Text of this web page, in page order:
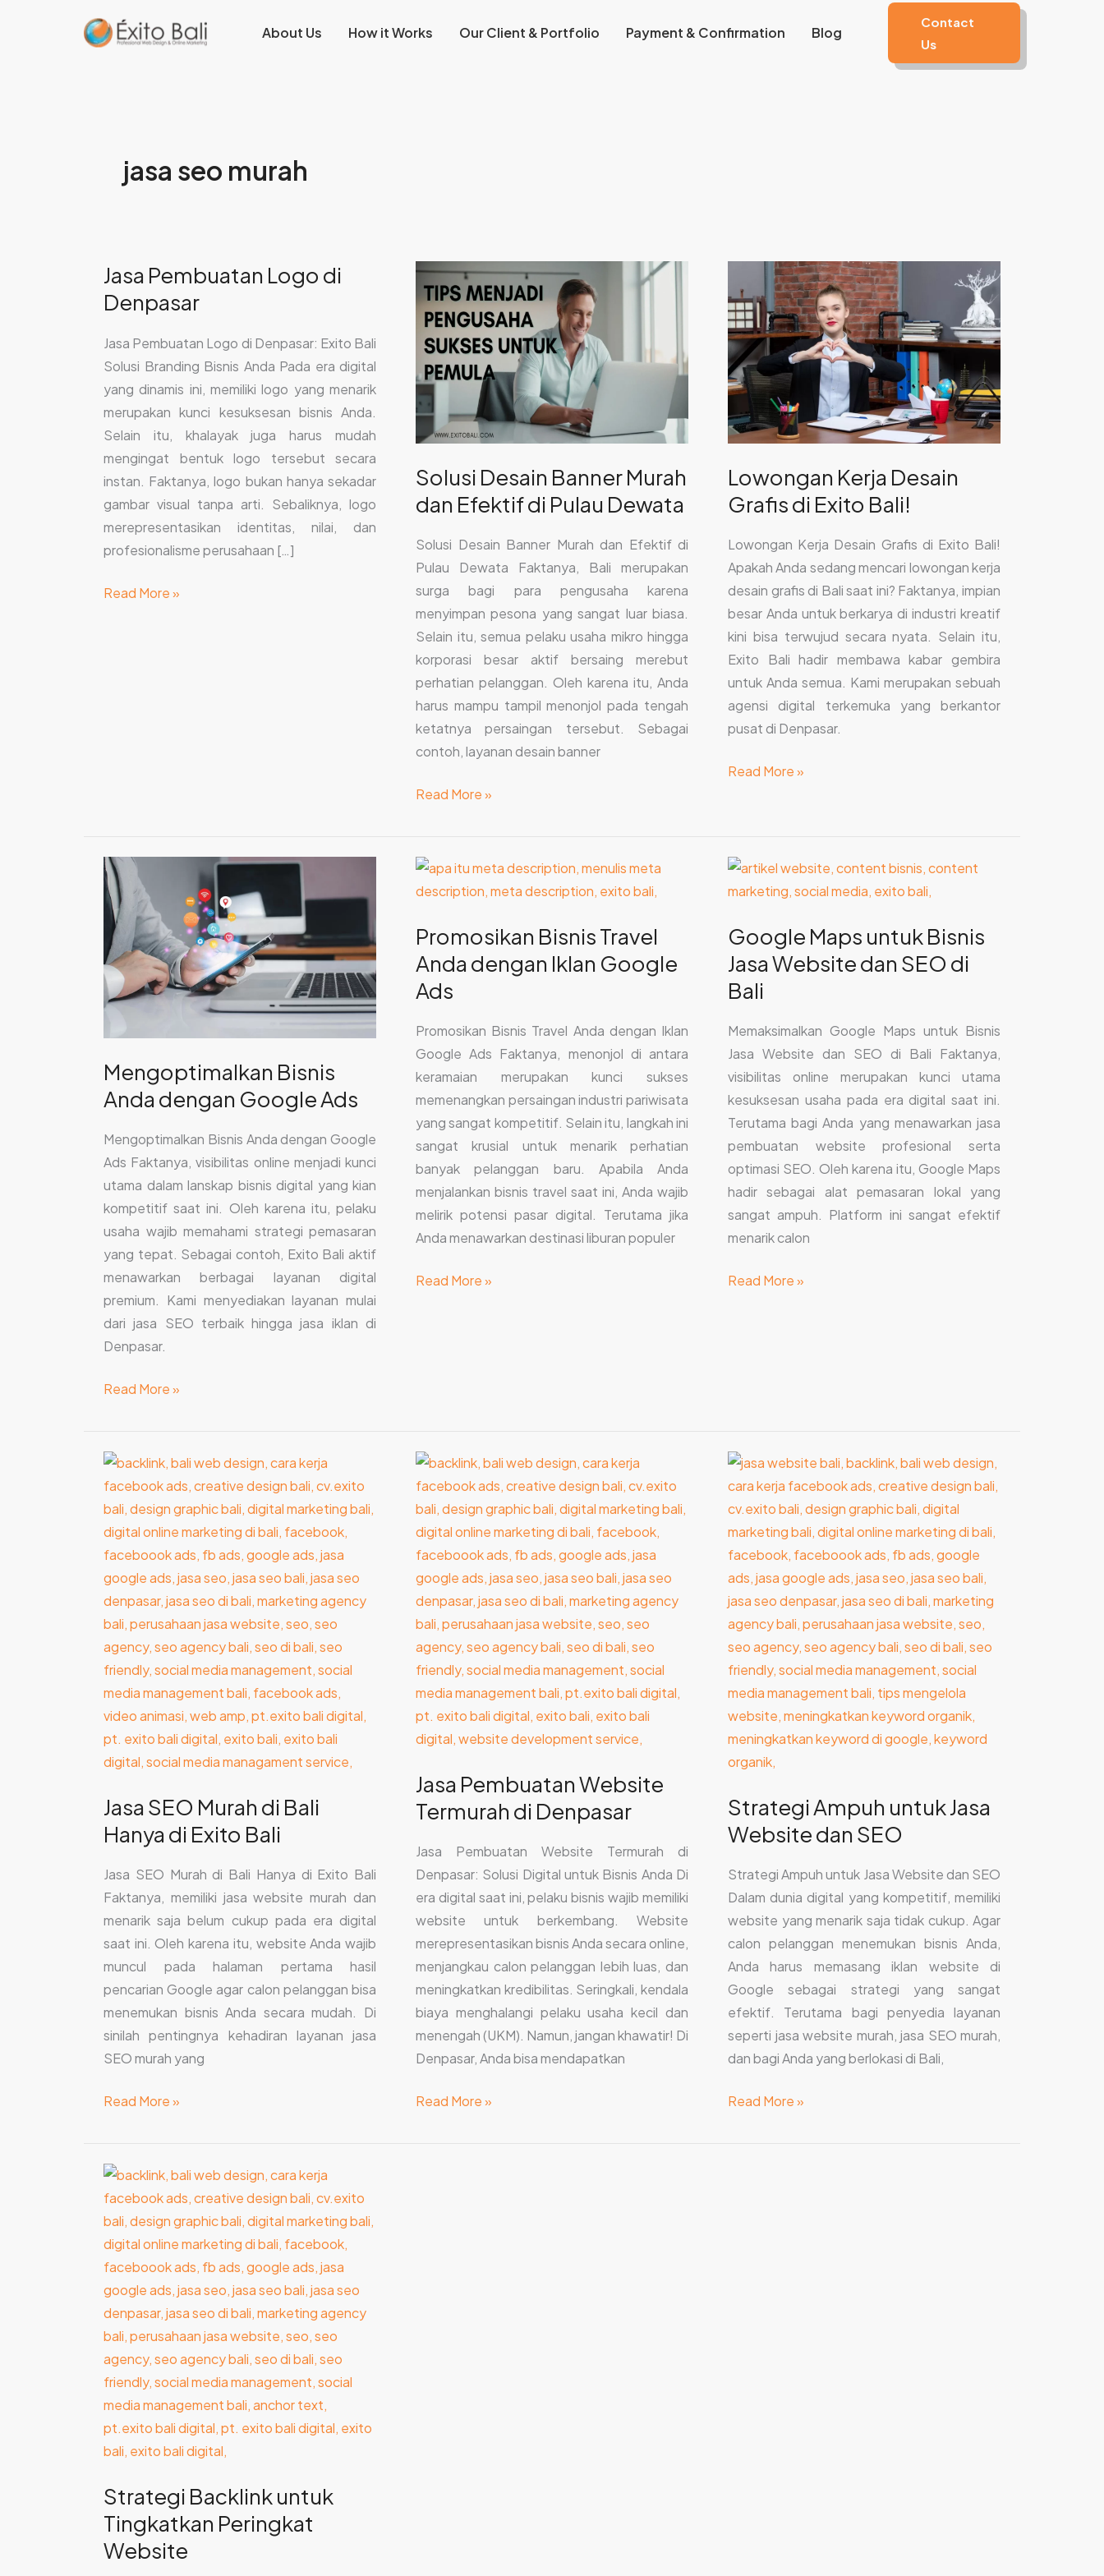
About Us How it Works Our Client & Portfolio Payment & Confirmation Blog
Contact
Us
jasa seo murah
Jasa Pembuatan Logo di
Denpasar
Jasa Pembuatan Logo di Denpasar: Exito Bali
Solusi Branding Bisnis Anda Pada era digital
yang dinamis ini, memiliki logo yang menarik
merupakan kunci kesuksesan bisnis Anda.
Selain itu, khalayak juga harus mudah
mengingat bentuk logo tersebut secara
instan. Faktanya, logo bukan hanya sekadar
gambar visual tanpa arti. Sebaliknya, logo
merepresentasikan identitas, nilai, dan
profesionalisme perusahaan […]
Jasa
Pembuatan
di
Denpasar
Read More »
Solusi Desain Banner Murah
dan Efektif di Pulau Dewata
Solusi Desain Banner Murah dan Efektif di
Pulau Dewata Faktanya, Bali merupakan
surga bagi para pengusaha karena
menyimpan pesona yang sangat luar biasa.
Selain itu, semua pelaku usaha mikro hingga
korporasi besar aktif bersaing merebut
perhatian pelanggan. Oleh karena itu, Anda
harus mampu tampil menonjol pada tengah
ketatnya persaingan tersebut. Sebagai
contoh, layanan desain banner
Solusi
Desain
Banner
Murah
dan
Efektif
di
Pulau
Read More »
Lowongan Kerja Desain
Grafis di Exito Bali!
Lowongan Kerja Desain Grafis di Exito Bali!
Apakah Anda sedang mencari lowongan kerja
desain grafis di Bali saat ini? Faktanya, impian
besar Anda untuk berkarya di industri kreatif
kini bisa terwujud secara nyata. Selain itu,
Exito Bali hadir membawa kabar gembira
untuk Anda semua. Kami merupakan sebuah
agensi digital terkemuka yang berkantor
pusat di Denpasar.
Lowongan
Kerja
Desain
Grafis
di
Exito
Bali!
Read More »
Mengoptimalkan Bisnis
Anda dengan Google Ads
Mengoptimalkan Bisnis Anda dengan Google
Ads Faktanya, visibilitas online menjadi kunci
utama dalam lanskap bisnis digital yang kian
kompetitif saat ini. Oleh karena itu, pelaku
usaha wajib memahami strategi pemasaran
yang tepat. Sebagai contoh, Exito Bali aktif
menawarkan berbagai layanan digital
premium. Kami menyediakan layanan mulai
dari jasa SEO terbaik hingga jasa iklan di
Denpasar.
Mengoptimalkan
Bisnis
Anda
dengan
Google
Ads
Read More »
Promosikan Bisnis Travel
Anda dengan Iklan Google
Ads
Promosikan Bisnis Travel Anda dengan Iklan
Google Ads Faktanya, menonjol di antara
keramaian merupakan kunci sukses
memenangkan persaingan industri pariwisata
yang sangat kompetitif. Selain itu, langkah ini
sangat krusial untuk menarik perhatian
banyak pelanggan baru. Apabila Anda
menjalankan bisnis travel saat ini, Anda wajib
melirik potensi pasar digital. Terutama jika
Anda menawarkan destinasi liburan populer
Promosikan
Bisnis
Anda
dengan
Iklan
Google
Ads
Read More »
Google Maps untuk Bisnis
Jasa Website dan SEO di
Bali
Memaksimalkan Google Maps untuk Bisnis
Jasa Website dan SEO di Bali Faktanya,
visibilitas online merupakan kunci utama
kesuksesan usaha pada era digital saat ini.
Terutama bagi Anda yang menawarkan jasa
pembuatan website profesional serta
optimasi SEO. Oleh karena itu, Google Maps
hadir sebagai alat pemasaran lokal yang
sangat ampuh. Platform ini sangat efektif
menarik calon
Google
Maps
Bisnis
Jasa
Website
dan
SEO
di
Bali
Read More »
Jasa SEO Murah di Bali
Hanya di Exito Bali
Jasa SEO Murah di Bali Hanya di Exito Bali
Faktanya, memiliki jasa website murah dan
menarik saja belum cukup pada era digital
saat ini. Oleh karena itu, website Anda wajib
muncul pada halaman pertama hasil
pencarian Google agar calon pelanggan bisa
menemukan bisnis Anda secara mudah. Di
sinilah pentingnya kehadiran layanan jasa
SEO murah yang
Jasa
SEO
Murah
di
Bali
Hanya
di
Exito
Bali
Read More »
Jasa Pembuatan Website
Termurah di Denpasar
Jasa Pembuatan Website Termurah di
Denpasar: Solusi Digital untuk Bisnis Anda Di
era digital saat ini, pelaku bisnis wajib memiliki
website untuk berkembang. Website
merepresentasikan bisnis Anda secara online,
menjangkau calon pelanggan lebih luas, dan
meningkatkan kredibilitas. Seringkali, kendala
biaya menghalangi pelaku usaha kecil dan
menengah (UKM). Namun, jangan khawatir! Di
Denpasar, Anda bisa mendapatkan
Jasa
Pembuatan
Website
Termurah
di
Denpasar
Read More »
Strategi Ampuh untuk Jasa
Website dan SEO
Strategi Ampuh untuk Jasa Website dan SEO
Dalam dunia digital yang kompetitif, memiliki
website yang menarik saja tidak cukup. Agar
calon pelanggan menemukan bisnis Anda,
Anda harus memasang iklan website di
Google sebagai strategi yang sangat
efektif. Terutama bagi penyedia layanan
seperti jasa website murah, jasa SEO murah,
dan bagi Anda yang berlokasi di Bali,
Strategi
Ampuh
untuk
Jasa
Website
dan
SEO
Read More »
Strategi Backlink untuk
Tingkatkan Peringkat
Website
Strategi
Backlink
untuk
Tingkatkan
Peringkat
Website